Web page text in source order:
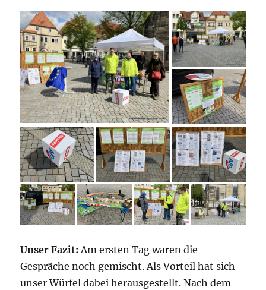
Unser Fazit:Am ersten Tag waren die
Gespräche noch gemischt. Als Vorteil hat sich
unser Würfel dabei herausgestellt. Nach dem